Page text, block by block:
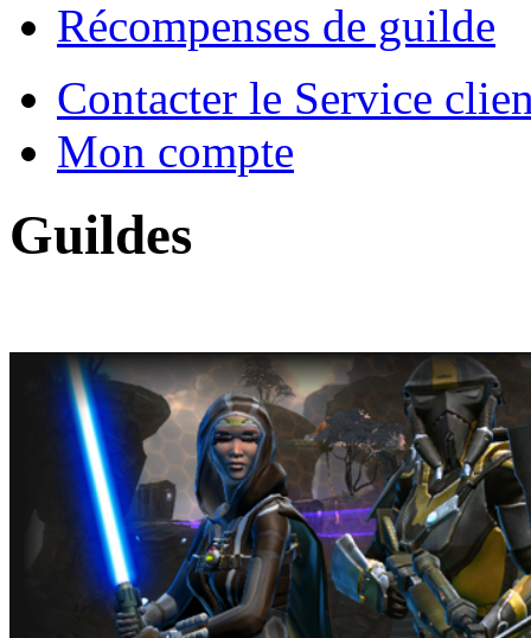
Récompenses de guilde
Contacter le Service
Mon compte
Guildes